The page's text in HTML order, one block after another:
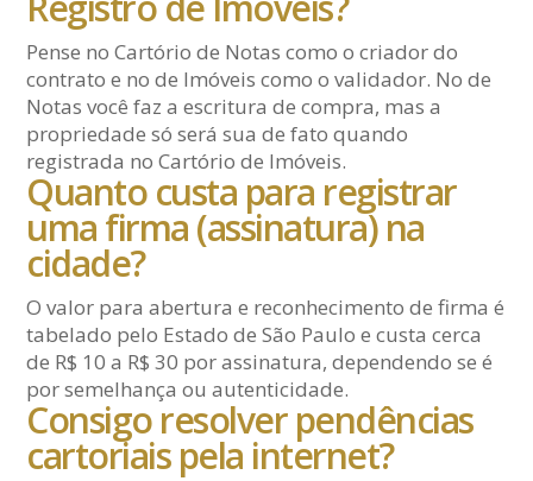
Pense no Cartório de Notas como o criador do
contrato e no de Imóveis como o validador. No de
Notas você faz a escritura de compra, mas a
propriedade só será sua de fato quando
registrada no Cartório de Imóveis.
Quanto custa para registrar
uma firma (assinatura) na
cidade?
O valor para abertura e reconhecimento de firma é
tabelado pelo Estado de São Paulo e custa cerca
de R$ 10 a R$ 30 por assinatura, dependendo se é
por semelhança ou autenticidade.
Consigo resolver pendências
cartoriais pela internet?